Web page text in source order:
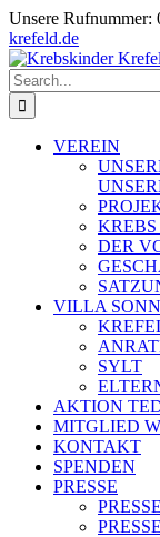
Skip
to
content
Unsere Rufnummer:
krefeld.de
Facebook
Instagram
Search
for:
VEREIN
DER
VILLA
SYLT
AKTION
MITGLIED
KONTAKT
SPENDEN
PRESSE